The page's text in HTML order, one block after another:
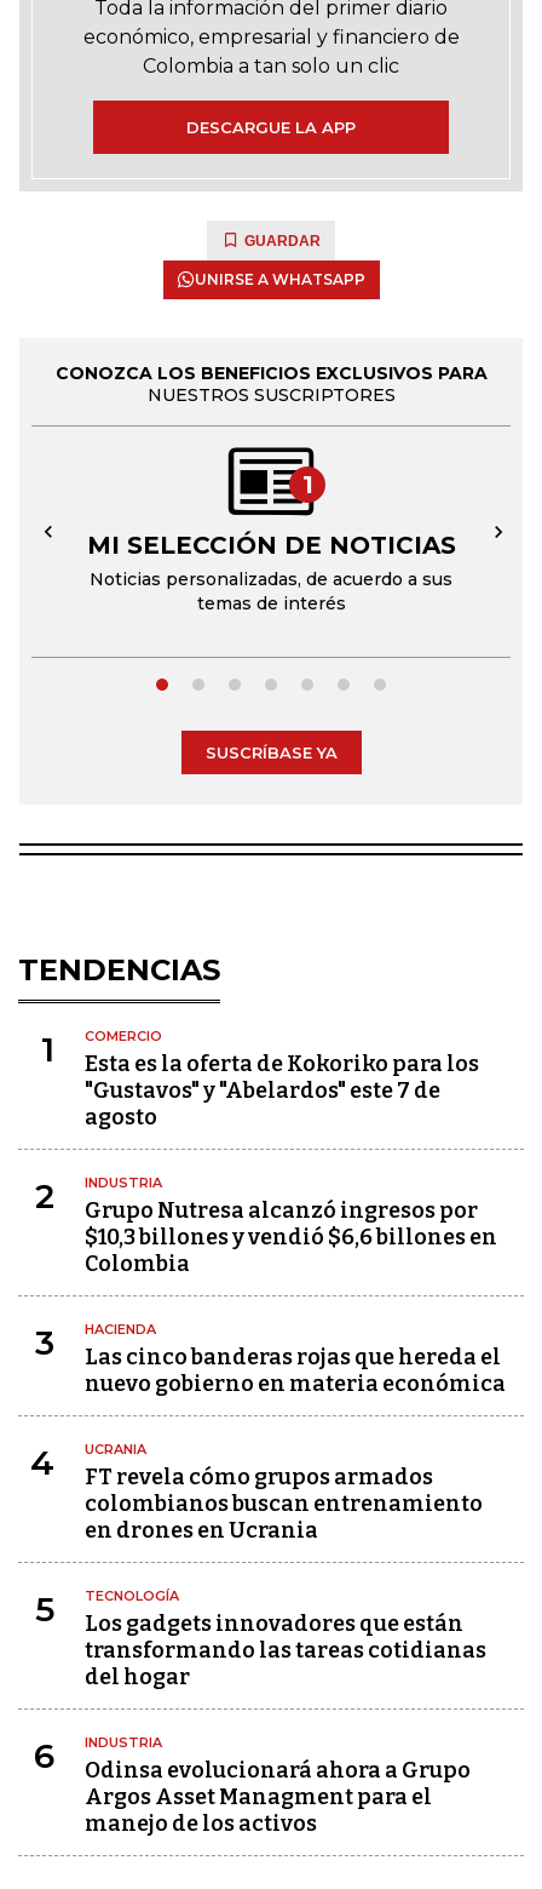
Toda la información del primer diario
económico, empresarial y financiero de
Colombia a tan solo un clic
DESCARGUE LA APP
GUARDAR
UNIRSE A WHATSAPP
CONOZCA LOS BENEFICIOS EXCLUSIVOS PARA
NUESTROS SUSCRIPTORES
1
MI SELECCIÓN DE NOTICIAS
Noticias personalizadas, de acuerdo a sus
temas de interés
← →
SUSCRÍBASE YA
TENDENCIAS
1 COMERCIO
Esta es la oferta de Kokoriko para los
"Gustavos" y "Abelardos" este 7 de
agosto
2 INDUSTRIA
Grupo Nutresa alcanzó ingresos por
$10,3 billones y vendió $6,6 billones en
Colombia
3 HACIENDA
Las cinco banderas rojas que hereda el
nuevo gobierno en materia económica
4 UCRANIA
FT revela cómo grupos armados
colombianos buscan entrenamiento
en drones en Ucrania
5 TECNOLOGÍA
Los gadgets innovadores que están
transformando las tareas cotidianas
del hogar
6 INDUSTRIA
Odinsa evolucionará ahora a Grupo
Argos Asset Managment para el
manejo de los activos